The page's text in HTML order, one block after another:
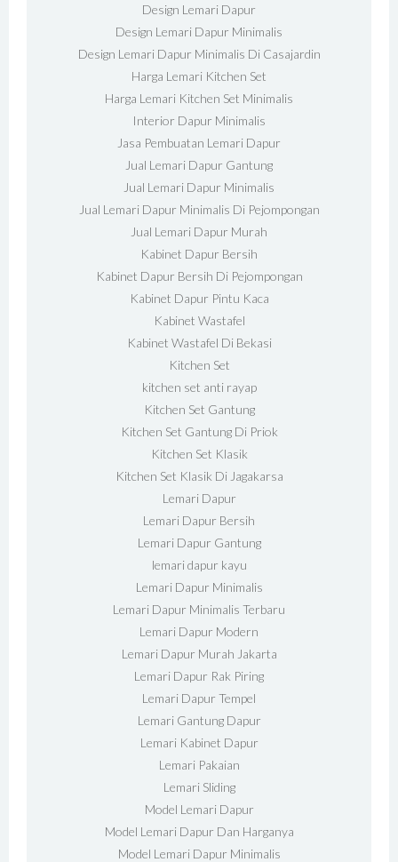
Design Lemari Dapur
Design Lemari Dapur Minimalis
Design Lemari Dapur Minimalis Di Casajardin
Harga Lemari Kitchen Set
Harga Lemari Kitchen Set Minimalis
Interior Dapur Minimalis
Jasa Pembuatan Lemari Dapur
Jual Lemari Dapur Gantung
Jual Lemari Dapur Minimalis
Jual Lemari Dapur Minimalis Di Pejompongan
Jual Lemari Dapur Murah
Kabinet Dapur Bersih
Kabinet Dapur Bersih Di Pejompongan
Kabinet Dapur Pintu Kaca
Kabinet Wastafel
Kabinet Wastafel Di Bekasi
Kitchen Set
kitchen set anti rayap
Kitchen Set Gantung
Kitchen Set Gantung Di Priok
Kitchen Set Klasik
Kitchen Set Klasik Di Jagakarsa
Lemari Dapur
Lemari Dapur Bersih
Lemari Dapur Gantung
lemari dapur kayu
Lemari Dapur Minimalis
Lemari Dapur Minimalis Terbaru
Lemari Dapur Modern
Lemari Dapur Murah Jakarta
Lemari Dapur Rak Piring
Lemari Dapur Tempel
Lemari Gantung Dapur
Lemari Kabinet Dapur
Lemari Pakaian
Lemari Sliding
Model Lemari Dapur
Model Lemari Dapur Dan Harganya
Model Lemari Dapur Minimalis